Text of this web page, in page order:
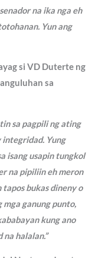
na ika nga eh
Yun ang
si VD Duterte ng
sa
sa pagpili ng ating
integridad. Yung
isang usapin tungkol
na pipiliin eh meron
bukas dineny o
mga ganung punto,
kung ano
halalan.”